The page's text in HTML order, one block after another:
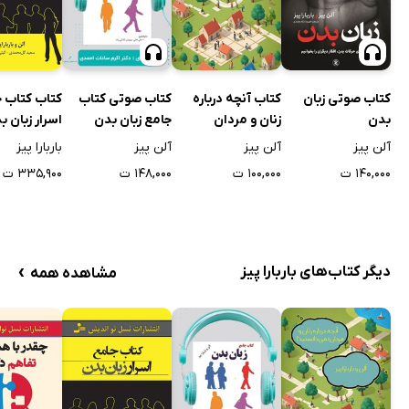
کتاب صوتی زبان
بدن
آلن پیز
۱۴۰,۰۰۰ ت
کتاب آنچه درباره
زنان و مردان
نمی‌دانستید؟
آلن پیز
۱۰۰,۰۰۰ ت
کتاب صوتی کتاب
جامع زبان بدن
آلن پیز
۱۴۸,۰۰۰ ت
کتاب کتاب
اسرار زبان
باربارا پیز
۳۳۵,۹۰۰ ت
دیگر کتاب‌های باربارا پیز مشاهده همه ›